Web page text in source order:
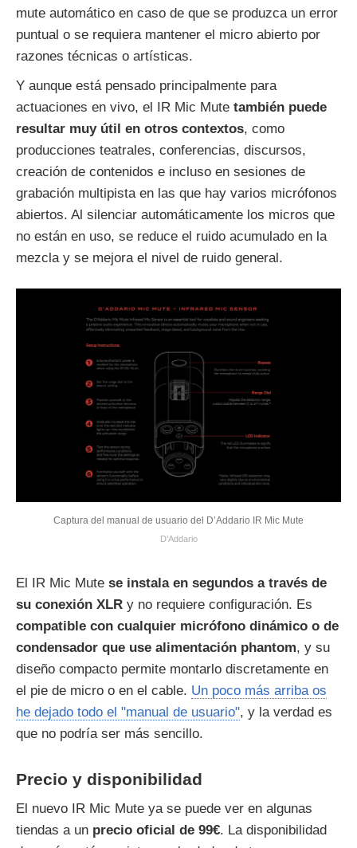
mute automático en caso de que se produzca un error
puntual o se requiera mantener el micro abierto por
razones técnicas o artísticas.
Y aunque está pensado principalmente para
actuaciones en vivo, el IR Mic Mute también puede
resultar muy útil en otros contextos, como
producciones teatrales, conferencias, discursos,
creación de contenidos e incluso en sesiones de
grabación multipista en las que hay varios micrófonos
abiertos. Al silenciar automáticamente los micros que
no están en uso, se reduce el ruido acumulado en la
mezcla y se mejora el nivel de ruido general.
Captura del manual de usuario del D’Addario IR Mic Mute
D’Addario
El IR Mic Mute se instala en segundos a través de
su conexión XLR y no requiere configuración. Es
compatible con cualquier micrófono dinámico o de
condensador que use alimentación phantom, y su
diseño compacto permite montarlo discretamente en
el pie de micro o en el cable. Un poco más arriba os
he dejado todo el "manual de usuario", y la verdad es
que no podría ser más sencillo.
Precio y disponibilidad
El nuevo IR Mic Mute ya se puede ver en algunas
tiendas a un precio oficial de 99€. La disponibilidad